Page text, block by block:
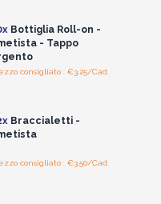
Bottiglia Roll-on -
- Tappo
consigliato : €3.25/Cad.
Braccialetti -
consigliato : €3.50/Cad.